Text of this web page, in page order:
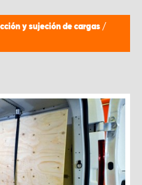
y sujeción de cargas /